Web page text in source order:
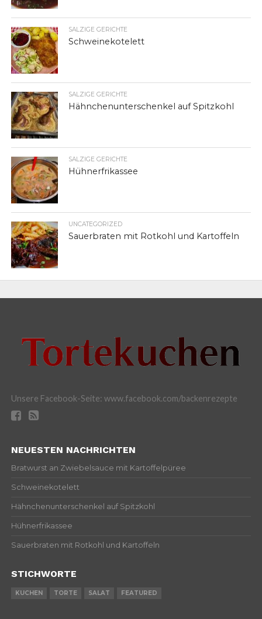
SALZIGE GERICHTE
Schweinekotelett
SALZIGE GERICHTE
Hähnchenunterschenkel auf Spitzkohl
SALZIGE GERICHTE
Hühnerfrikassee
UNCATEGORIZED
Sauerbraten mit Rotkohl und Kartoffeln
Unsere Facebook-Seite: www.facebook.com/backenrezepte
NEUESTEN NACHRICHTEN
Bratwurst an Zwiebelsauce mit Kartoffelpüree
Schweinekotelett
Hähnchenunterschenkel auf Spitzkohl
Hühnerfrikassee
Sauerbraten mit Rotkohl und Kartoffeln
STICHWORTE
KUCHEN TORTE SALAT FEATURED